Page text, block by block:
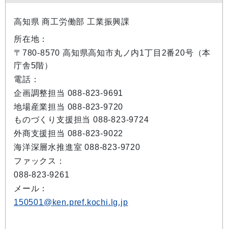
高知県 商工労働部 工業振興課
所在地：
〒780-8570 高知県高知市丸ノ内1丁目2番20号（本
庁舎5階）
電話：
企画調整担当 088-823-9691
地場産業担当 088-823-9720
ものづくり支援担当 088-823-9724
外商支援担当 088-823-9022
海洋深層水推進室 088-823-9720
ファックス：
088-823-9261
メール：
150501@ken.pref.kochi.lg.jp